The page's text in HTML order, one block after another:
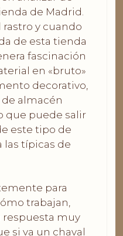
de Madrid.
y cuando
de esta tienda
fascinación
en «bruto»
decorativo,
almacén
que puede salir
este tipo de
las típicas de
para
trabajan,
respuesta muy
si va un chaval